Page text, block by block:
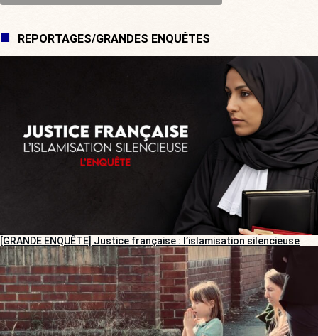
REPORTAGES/GRANDES ENQUÊTES
[GRANDE ENQUÊTE] Justice française : l’islamisation silencieuse